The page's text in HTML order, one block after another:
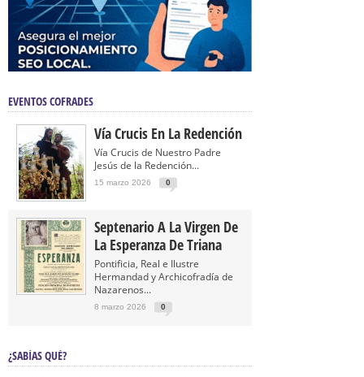
EVENTOS COFRADES
Vía Crucis En La Redención
Vía Crucis de Nuestro Padre
Jesús de la Redención...
15 marzo 2026 0
Septenario A La Virgen De
La Esperanza De Triana
Pontificia, Real e Ilustre
Hermandad y Archicofradía de
Nazarenos...
8 marzo 2026 0
¿SABÍAS QUÉ?